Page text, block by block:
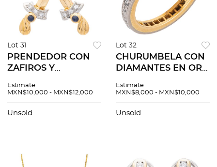
Lot 31
PRENDEDOR CON
ZAFIROS Y
AMARILLO DE 18K.
cabujón ~0.02 ct y
Estimate
MXN$10,000 - MXN$12,000
Unsold
Lot 32
CHURUMBELA CON
DIAMANTES EN ORO
Diamantes corte
~0.30 ct. Peso: 2.6 g
Estimate
MXN$8,000 - MXN$10,000
Unsold